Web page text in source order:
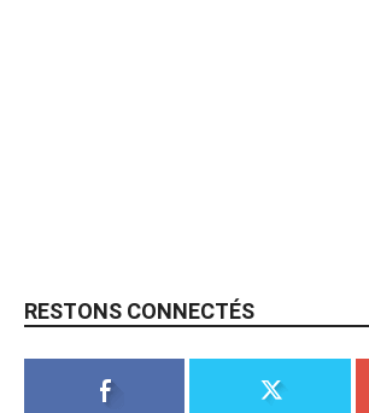
RESTONS CONNECTÉS